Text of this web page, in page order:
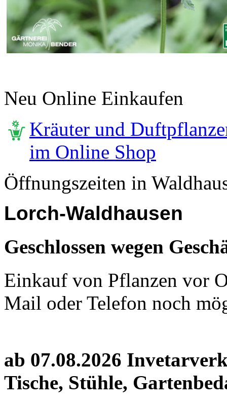
Neu Online Einkaufen
Kräuter und
im Online Shop
Öffnungszeiten in
Lorch-Waldhausen
Geschlossen wegen
Einkauf von Pflanzen vor
Mail oder Telefon noch
ab 07.08.2026
Tische, Stühle,